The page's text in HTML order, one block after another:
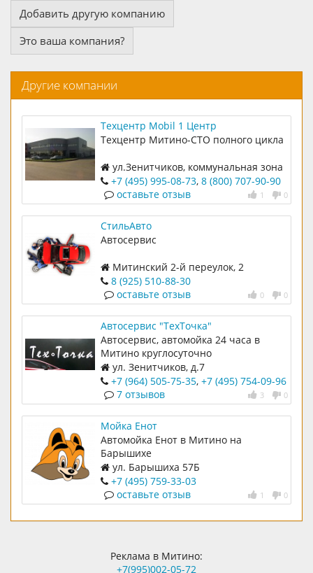
Добавить другую компанию
Это ваша компания?
Другие компании
Техцентр Mobil 1 Центр
Техцентр Митино-СТО полного цикла
ул.Зенитчиков, коммунальная зона
Красногорск-Митино,10.
+7 (495) 995-08-73, 8 (800) 707-90-90
1 0
оставьте отзыв
СтильАвто
Автосервис
Митинский 2-й переулок, 2
8 (925) 510-88-30
0 0
оставьте отзыв
Автосервис "ТехТочка"
Автосервис, автомойка 24 часа в
Митино круглосуточно
ул. Зенитчиков, д.7
+7 (964) 505-75-35, +7 (495) 754-09-96
3 0
7 отзывов
Мойка Енот
Автомойка Енот в Митино на
Барышихе
ул. Барышиха 57Б
+7 (495) 759-33-03
1 0
оставьте отзыв
Реклама в Митино:
+7(995)002-05-72